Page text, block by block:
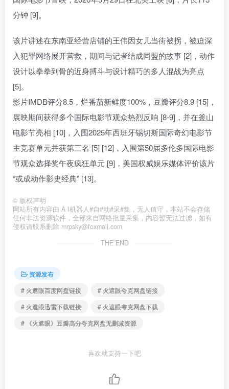
分钟 [9]。
该片讲述在东南亚经营店铺的王伟因女儿当街被拐，被迫深
入犯罪网络展开营救，期间与记者结成同盟的故事 [2]，动作
设计以拳拳到骨的近身搏斗与设计精巧的多人混战为亮点
[5]。
影片IMDB评分8.5，烂番茄新鲜度100%，豆瓣评分8.9 [15]，
展映期间获得多个国际电影节观众热烈反响 [8-9]，并在釜山
电影节亮相 [10]，入围2025年西班牙锡切斯国际奇幻电影节
主竞赛单元并获第三名 [5] [12]，入围第50届多伦多国际电影
节观众选择奖午夜疯狂单元 [9]，美国权威娱乐媒体评价该片
“或成动作影史经典” [13]。
© 版权声明
网站所有内容由 A I机器人#自#动#采#集，无人值守，本站不会存储
任何非法资源软件，全部来自网络批量采集，内容暂无法过滤，如有
侵权请联系删除 mrpsky@foxmail.com
THE END
资源发布
# 火遮眼百度网盘链接
# 火遮眼夸克网盘链接
# 火遮眼迅雷下载链接
# 火遮眼夸克网盘下载
# 《火遮眼》豆瓣高分夸克网盘无删减资源
喜欢就支持一下吧